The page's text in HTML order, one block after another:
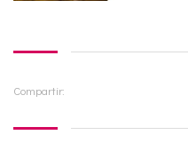
Compartir: